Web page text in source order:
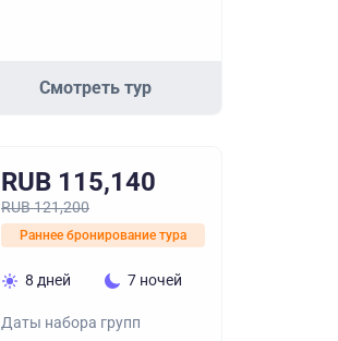
Смотреть тур
RUB 115,140
RUB 121,200
Раннее бронирование тура
8 дней 7 ночей
Даты набора групп